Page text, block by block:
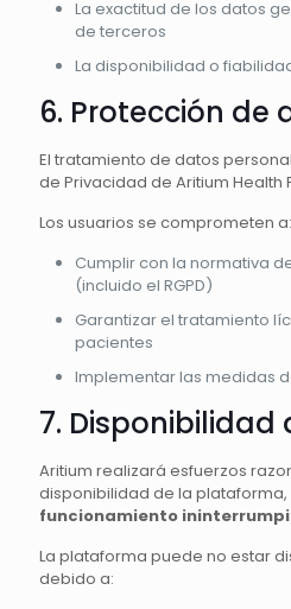
La exactitud de los datos
de terceros
La disponibilidad o
6. Protección de
El tratamiento de datos
de Privacidad de Aritium Health
Los usuarios se comprometen a:
Cumplir con la normativa
(incluido el RGPD)
Garantizar el tratamiento
pacientes
Implementar las medidas
7. Disponibilidad
Aritium realizará esfuerzos
disponibilidad de la
funcionamiento
La plataforma puede no estar
debido a: